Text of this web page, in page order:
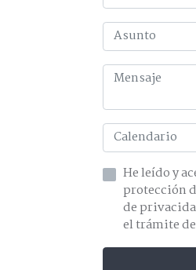
He leído y acepto la información
de privacidad y acepto el tratamiento de mis
el trámite